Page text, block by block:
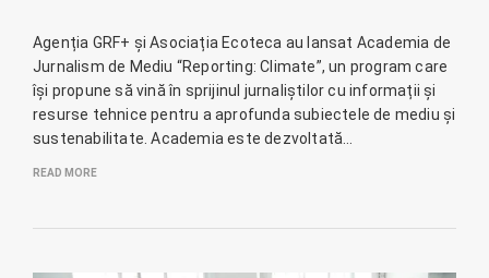
Agenția GRF+ și Asociația Ecoteca au lansat Academia de
Jurnalism de Mediu “Reporting: Climate”, un program care
își propune să vină în sprijinul jurnaliștilor cu informații și
resurse tehnice pentru a aprofunda subiectele de mediu și
sustenabilitate. Academia este dezvoltată…
READ MORE